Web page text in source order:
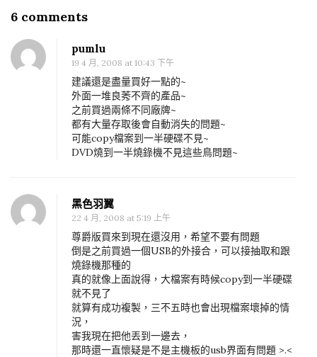
6 comments
買
I
D
E
/
S
A
轉
U
S
B
傳
線
pumlu
19 4 月, 2008 at 10:43 下午
建議還是盡量買好一點的~
外面一堆良莠不齊的產品~
之前買過兩條不同廠牌~
都有大量存取後會自動消失的問題~
可能copy檔案到一半硬碟不見~
DVD燒到一半燒錄機不見這些鳥問題~
黑色羽翼
22 4 月, 2008 at 5:19 上午
尊爵版買來到現在還沒用，希望不要有問題
倒是之前買過一個USB的外接合，可以接抽取和跟
燒錄機那種的
真的就像上面說得，大檔案有時候copy到一半硬碟
就不見了
就算有成功複製，三不五時也會出現檔案壞掉的情
況，
害我現在把他丟到一邊去，
那時還一直懷疑是不是主機板的usb界面有問題 >.<